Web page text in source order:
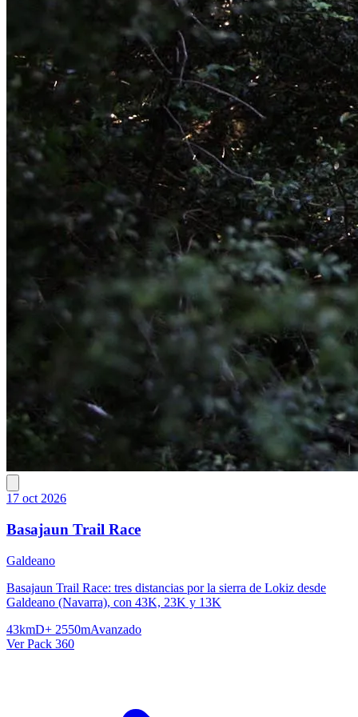
17 oct 2026
Basajaun Trail Race
Galdeano
Basajaun Trail Race: tres distancias por la sierra de Lokiz desde
Galdeano (Navarra), con 43K, 23K y 13K
43kmD+ 2550mAvanzado
Ver Pack 360